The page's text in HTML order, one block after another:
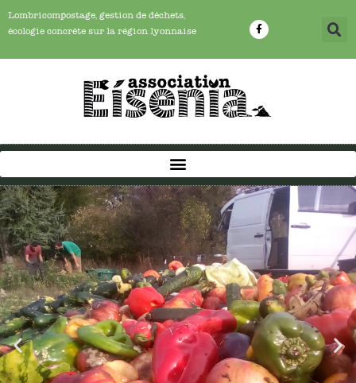
Lombricompostage, gestion de déchets,
écologie concrête sur la région lyonnaise